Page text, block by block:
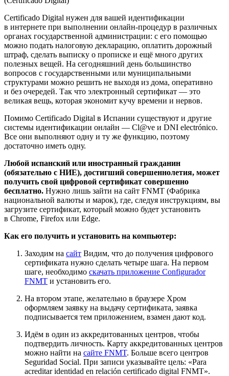
Certificado Digital нужен для вашей идентификации
в интернете при выполнении онлайн-процедур в различных
органах государственной администрации: с его помощью
можно подать налоговую декларацию, оплатить дорожный
штраф, сделать выписку о прописке и ещё много других
полезных вещей. На сегодняшний день большинство
вопросов с государственными или муниципальными
структурами можно решить не выходя из дома, оперативно
и без очередей. Так что электронный сертификат — это
великая вещь, которая экономит кучу времени и нервов.
Помимо Certificado Digital в Испании существуют и другие
системы идентификации онлайн — Cl@ve и DNI electrónico.
Все они выполняют одну и ту же функцию, поэтому
достаточно иметь одну.
Любой испанский или иностранный гражданин
(обязательно с НИЕ), достигший совершеннолетия, может
получить свой цифровой сертификат совершенно
бесплатно. Нужно лишь зайти на сайт FNMT (Фабрика
национальной валюты и марок), где, следуя инструкциям, вы
загрузите сертификат, который можно будет установить
в Chrome, Firefox или Edge.
Как его получить и установить на компьютер:
Заходим на сайт Видим, что до получения цифрового
сертификата нужно сделать четыре шага. На первом
шаге, необходимо скачать приложение Configurador
FNMT и установить его.
На втором этапе, желательно в браузере Хром
оформляем заявку на выдачу сертификата, заявка
подписывается тем приложением, взамен дают код.
Идём в один из аккредитованных центров, чтобы
подтвердить личность. Карту аккредитованных центров
можно найти на сайте FNMT. Больше всего центров
Seguridad Social. При записи указывайте цель: «Para
acreditar identidad en relación certificado digital FNMT».